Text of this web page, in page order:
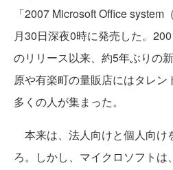
「2007 Microsoft Office system
月30日深夜0時に発売した。
のリリース以来、約5年ぶりの
原や有楽町の量販店にはタレン
多くの人が集まった。
本来は、法人向けと個人向け
ろ。しかし、マイクロソフトは